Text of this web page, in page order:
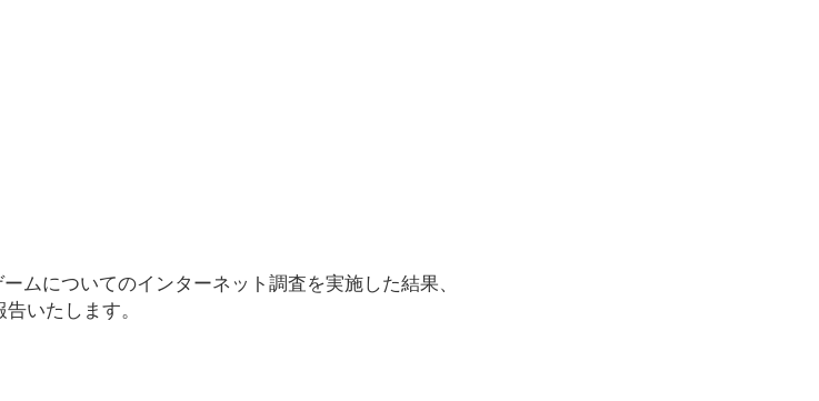
ムについてのインターネット調査を実施した結果、
いたします。